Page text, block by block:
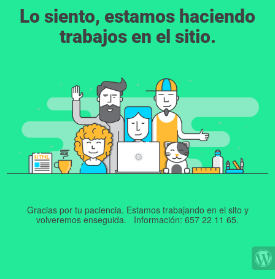
Lo siento, estamos haciendo
trabajos en el sitio.
Gracias por tu paciencia. Estamos trabajando en el sito y
volveremos enseguida. Información: 657 22 11 65.